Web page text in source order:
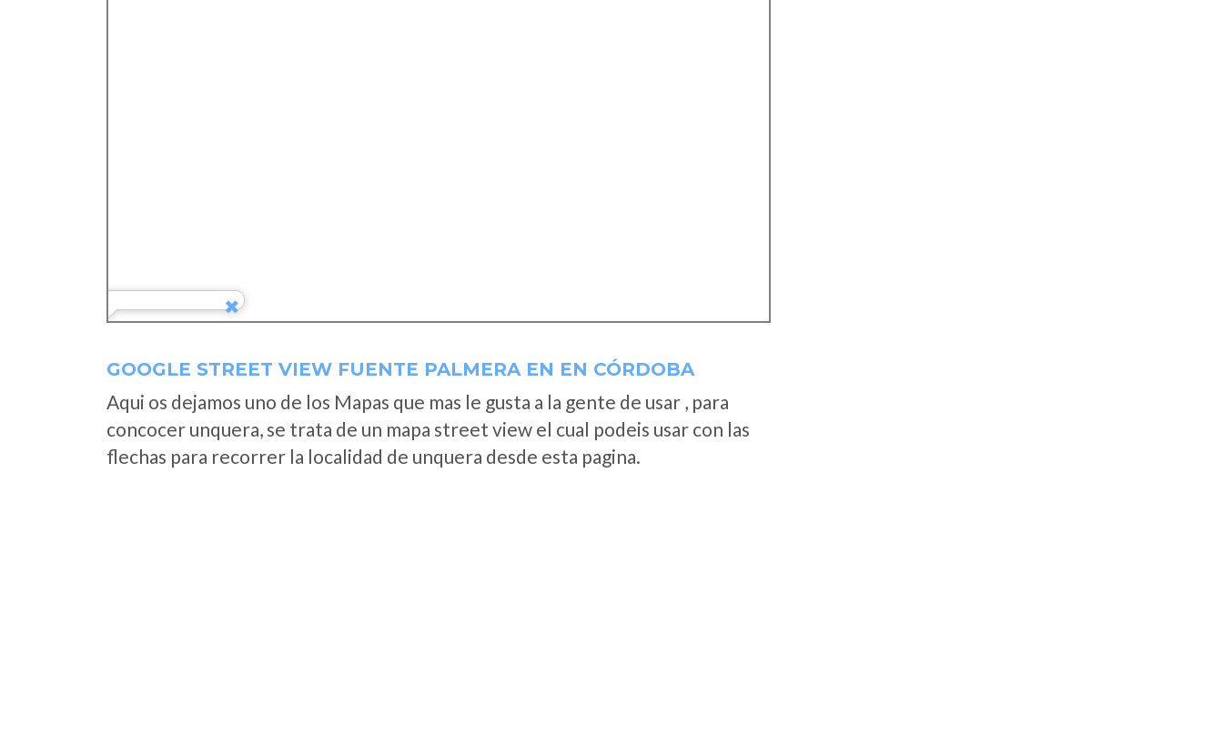
GOOGLE STREET VIEW FUENTE PALMERA EN EN CÓRDOBA
Aqui os dejamos uno de los Mapas que mas le gusta a la gente de usar , para
concocer unquera, se trata de un mapa street view el cual podeis usar con las
flechas para recorrer la localidad de unquera desde esta pagina.